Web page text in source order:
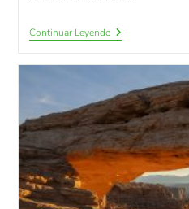
Continuar Leyendo